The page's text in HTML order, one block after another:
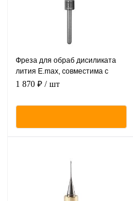
Фреза для обраб дисиликата
лития E.max, совместима с
Amann Girrbach, размер:
концом, покрытие DC.
1 870 ₽ / шт